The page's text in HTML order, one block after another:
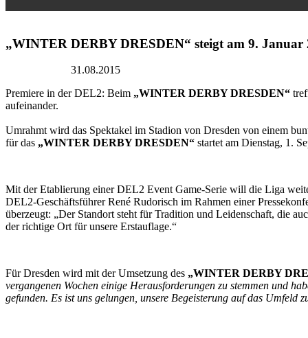
„WINTER DERBY DRESDEN“ steigt am 9. Januar
31.08.2015
Premiere in der DEL2: Beim „WINTER DERBY DRESDEN“
aufeinander.
Umrahmt wird das Spektakel im Stadion von Dresden von einem
für das „WINTER DERBY DRESDEN“ startet am Dienstag, 1.
Mit der Etablierung einer DEL2 Event Game-Serie will die Liga
DEL2-Geschäftsführer René Rudorisch im Rahmen einer
überzeugt: „Der Standort steht für Tradition und Leidenschaft, die
der richtige Ort für unsere Erstauflage.“
Für Dresden wird mit der Umsetzung des „WINTER DERBY
vergangenen Wochen einige Herausforderungen zu stemmen und
gefunden. Es ist uns gelungen, unsere Begeisterung auf das Umfeld